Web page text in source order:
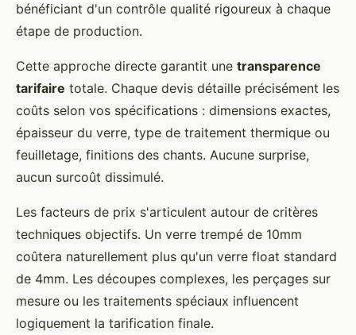
bénéficiant d'un contrôle qualité rigoureux à chaque
étape de production.
Cette approche directe garantit une transparence
tarifaire totale. Chaque devis détaille précisément les
coûts selon vos spécifications : dimensions exactes,
épaisseur du verre, type de traitement thermique ou
feuilletage, finitions des chants. Aucune surprise,
aucun surcoût dissimulé.
Les facteurs de prix s'articulent autour de critères
techniques objectifs. Un verre trempé de 10mm
coûtera naturellement plus qu'un verre float standard
de 4mm. Les découpes complexes, les perçages sur
mesure ou les traitements spéciaux influencent
logiquement la tarification finale.